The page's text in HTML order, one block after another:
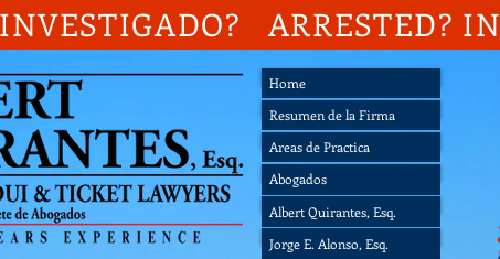
ARRESTED?
Home
Resumen de la Firma
Areas de Practica
Abogados
Videos
Shows de Radio
Home
Resumen de la Firma
Areas de Practica
Abogados
Albert Quirantes, Esq.
Jorge E. Alonso, Esq.